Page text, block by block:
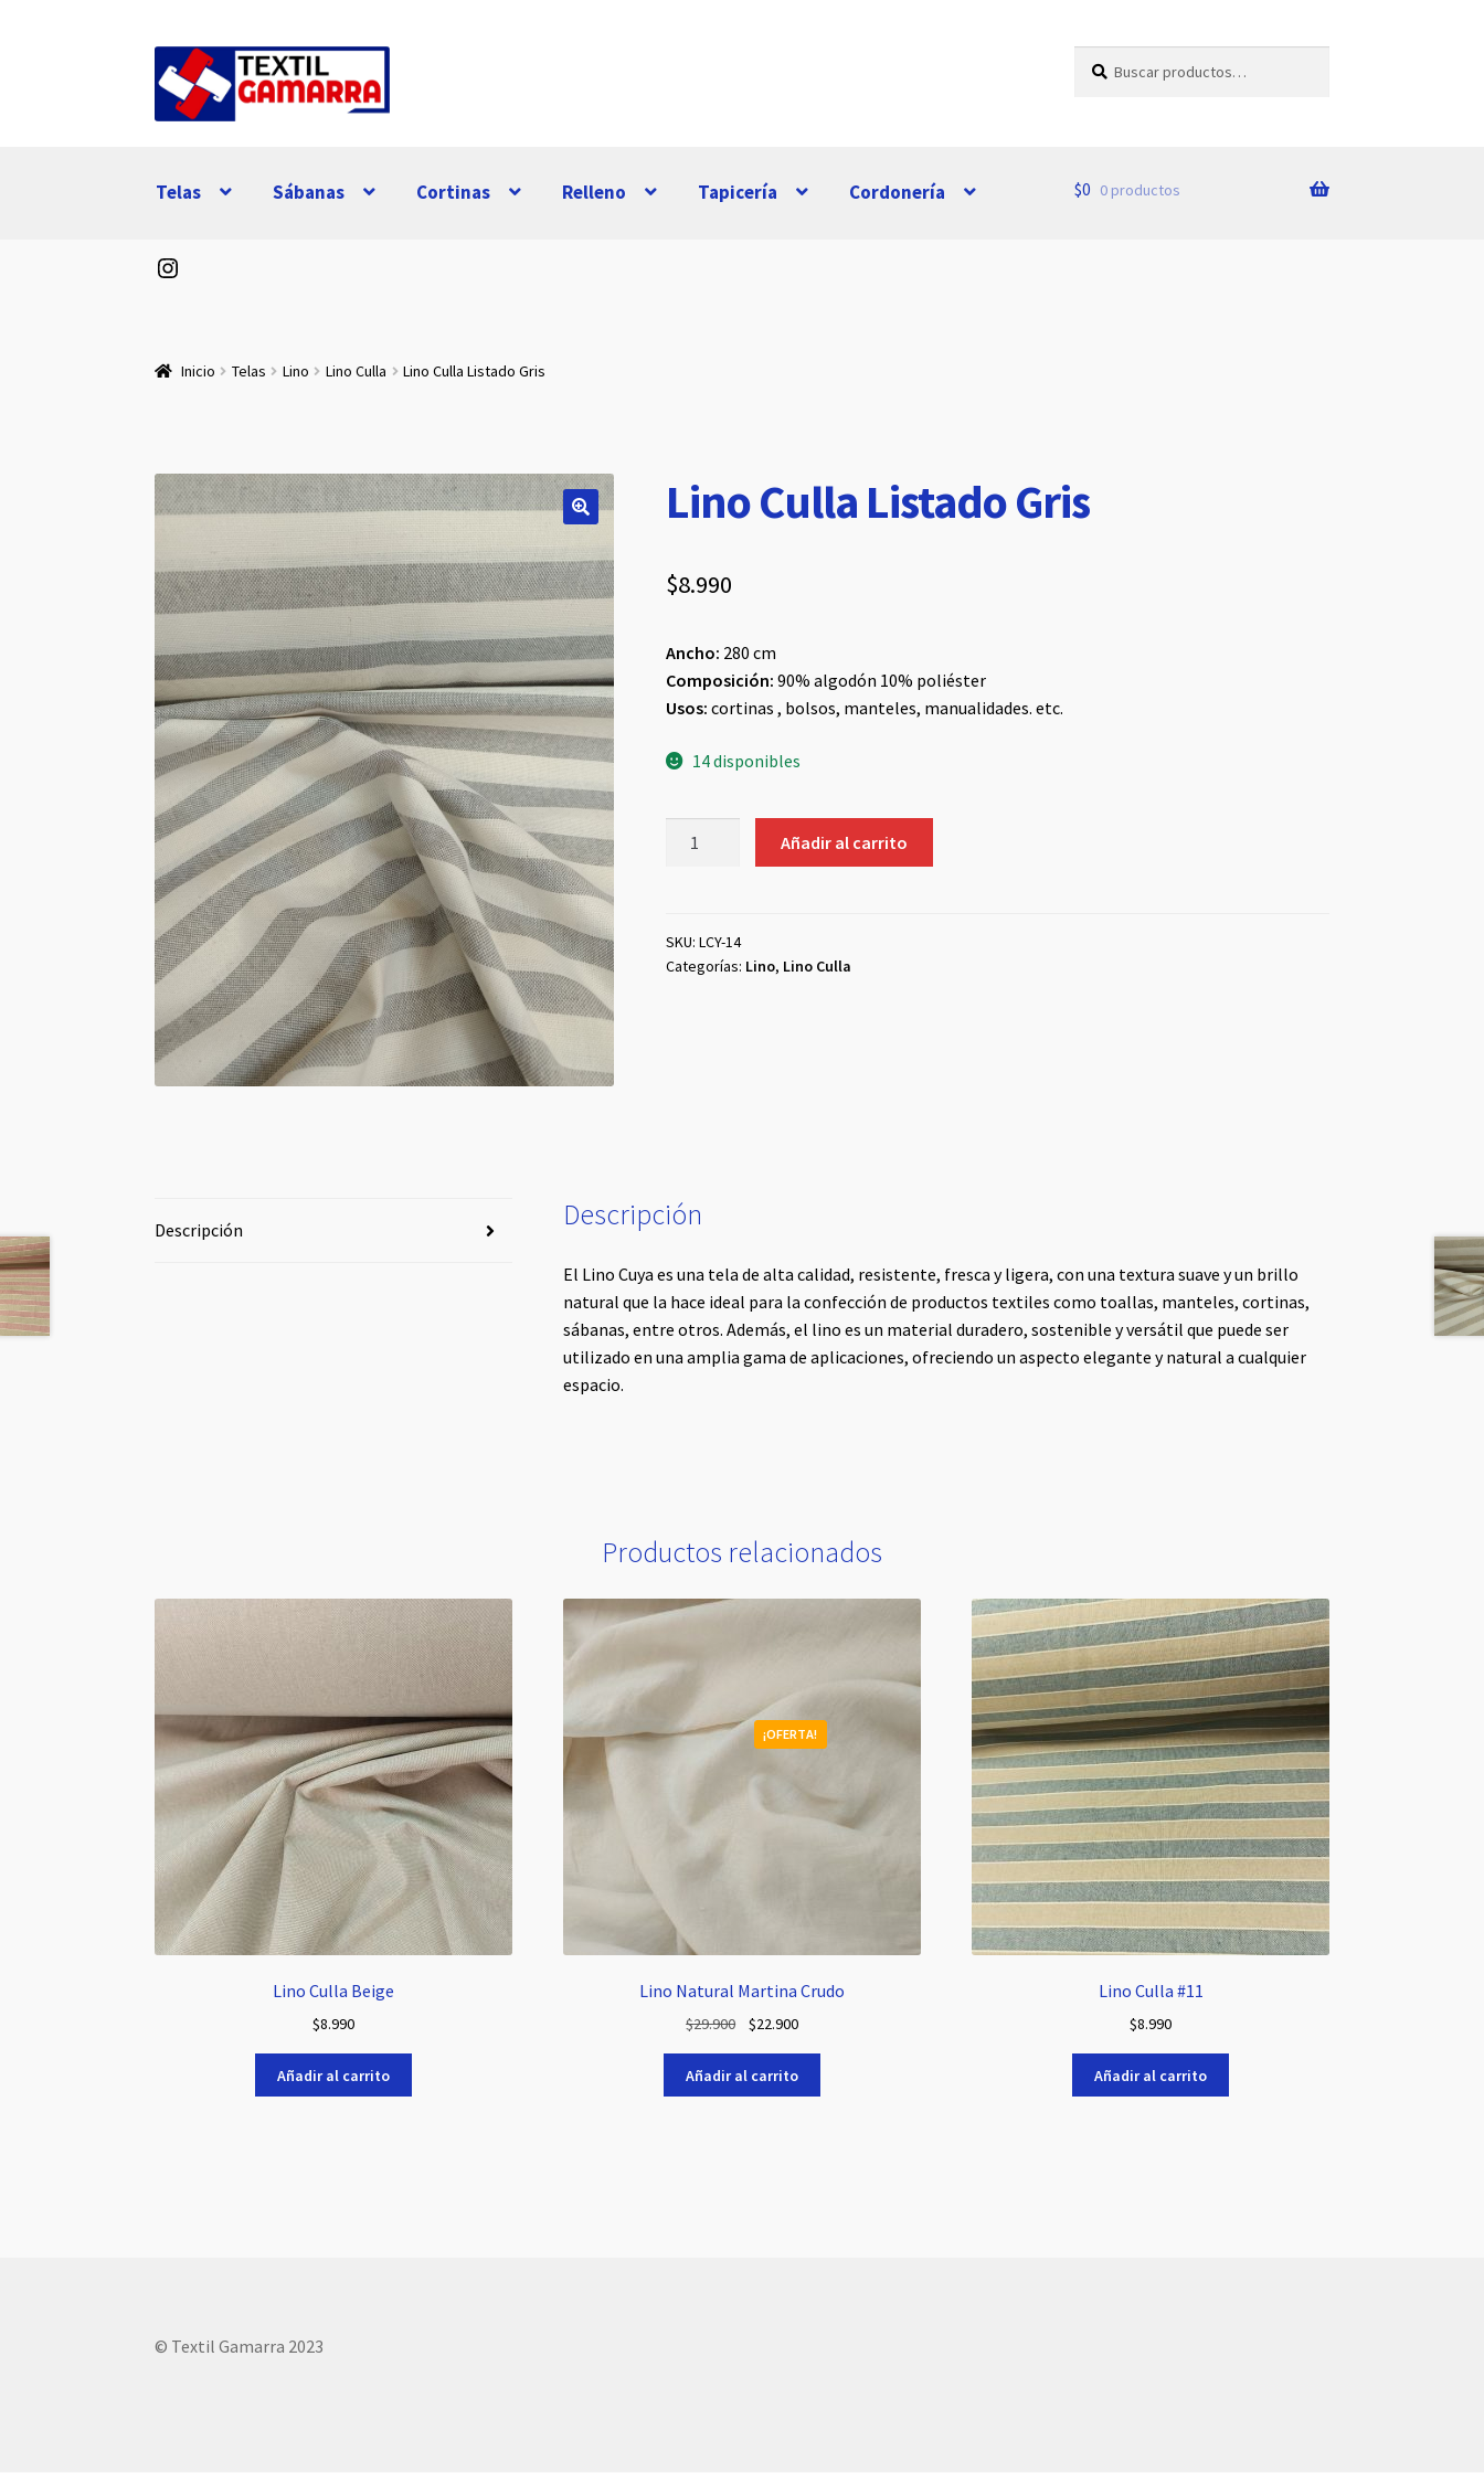
a
al
contenido
por:
Telas Sábanas Cortinas Relleno Tapicería Cordonería $0 0 productos
Instagram
Inicio Telas Lino Lino Culla Lino Culla Listado Gris
Lino Culla Listado Gris
$8.990
Ancho: 280 cm
Composición: 90% algodón 10% poliéster
Usos: cortinas , bolsos, manteles, manualidades. etc.
14 disponibles
cantidad
Añadir al carrito
SKU: LCY-14
Categorías: Lino, Lino Culla
Descripción Descripción
El Lino Cuya es una tela de alta calidad, resistente, fresca y ligera, con una textura suave y un brillo
natural que la hace ideal para la confección de productos textiles como toallas, manteles, cortinas,
sábanas, entre otros. Además, el lino es un material duradero, sostenible y versátil que puede ser
utilizado en una amplia gama de aplicaciones, ofreciendo un aspecto elegante y natural a cualquier
espacio.
Productos relacionados
Lino Culla Beige
$8.990
Añadir al carrito
Lino Natural Martina Crudo
¡OFERTA!
$29.900
El
original
era:
$22.900El
actual
es:
Añadir al carrito
Lino Culla #11
$8.990
Añadir al carrito
© Textil Gamarra 2023